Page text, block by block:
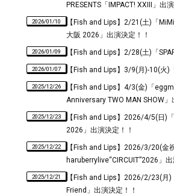
PRESENTS「IMPACT! XXIII」出
2026/01/10
【Fish and Lips】2/21(土)「
大阪 2026」出演決定！！
2026/01/09 【Fish and Lips】2/28(土)「
2026/01/07 【Fish and Lips】3/9(月)-10(火)
2025/12/26
【Fish and Lips】4/3(金)「
Anniversary TWO MAN SHOW」
2025/12/23
【Fish and Lips】2026/4/5(日)
2026」出演決定！！
2025/12/22
【Fish and Lips】2026/3/20(金
haruberrylive“CIRCUIT”2026」出
2025/12/21
【Fish and Lips】2026/2/23(月
Friend」出演決定！！